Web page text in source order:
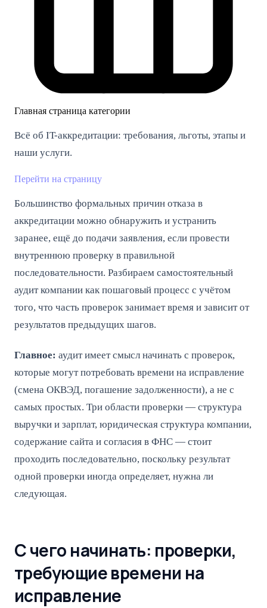
Главная страница категории
Всё об IT-аккредитации: требования, льготы, этапы и
наши услуги.
Перейти на страницу
Большинство формальных причин отказа в
аккредитации можно обнаружить и устранить
заранее, ещё до подачи заявления, если провести
внутреннюю проверку в правильной
последовательности. Разбираем самостоятельный
аудит компании как пошаговый процесс с учётом
того, что часть проверок занимает время и зависит от
результатов предыдущих шагов.
Главное: аудит имеет смысл начинать с проверок,
которые могут потребовать времени на исправление
(смена ОКВЭД, погашение задолженности), а не с
самых простых. Три области проверки — структура
выручки и зарплат, юридическая структура компании,
содержание сайта и согласия в ФНС — стоит
проходить последовательно, поскольку результат
одной проверки иногда определяет, нужна ли
следующая.
С чего начинать: проверки,
требующие времени на
исправление